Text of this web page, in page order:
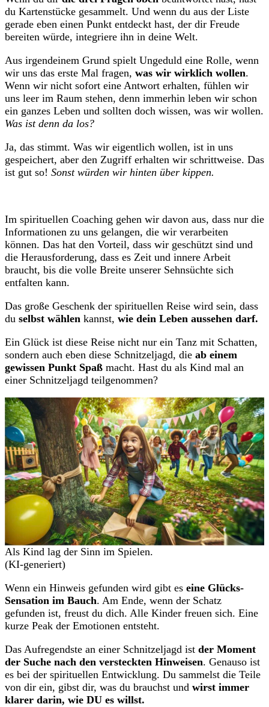
du Kartenstücke gesammelt. Und wenn du aus der Liste
gerade eben einen Punkt entdeckt hast, der dir Freude
bereiten würde, integriere ihn in deine Welt.
Aus irgendeinem Grund spielt Ungeduld eine Rolle, wenn
wir uns das erste Mal fragen, was wir wirklich wollen.
Wenn wir nicht sofort eine Antwort erhalten, fühlen wir
uns leer im Raum stehen, denn immerhin leben wir schon
ein ganzes Leben und sollten doch wissen, was wir wollen.
Was ist denn da los?
Ja, das stimmt. Was wir eigentlich wollen, ist in uns
gespeichert, aber den Zugriff erhalten wir schrittweise. Das
ist gut so! Sonst würden wir hinten über kippen.
Im spirituellen Coaching gehen wir davon aus, dass nur die
Informationen zu uns gelangen, die wir verarbeiten
können. Das hat den Vorteil, dass wir geschützt sind und
die Herausforderung, dass es Zeit und innere Arbeit
braucht, bis die volle Breite unserer Sehnsüchte sich
entfalten kann.
Das große Geschenk der spirituellen Reise wird sein, dass
du selbst wählen kannst, wie dein Leben aussehen darf.
Ein Glück ist diese Reise nicht nur ein Tanz mit Schatten,
sondern auch eben diese Schnitzeljagd, die ab einem
gewissen Punkt Spaß macht. Hast du als Kind mal an
einer Schnitzeljagd teilgenommen?
Als Kind lag der Sinn im Spielen.
(KI-generiert)
Wenn ein Hinweis gefunden wird gibt es eine Glücks-
Sensation im Bauch. Am Ende, wenn der Schatz
gefunden ist, freust du dich. Alle Kinder freuen sich. Eine
kurze Peak der Emotionen entsteht.
Das Aufregendste an einer Schnitzeljagd ist der Moment
der Suche nach den versteckten Hinweisen. Genauso ist
es bei der spirituellen Entwicklung. Du sammelst die Teile
von dir ein, gibst dir, was du brauchst und wirst immer
klarer darin, wie DU es willst.